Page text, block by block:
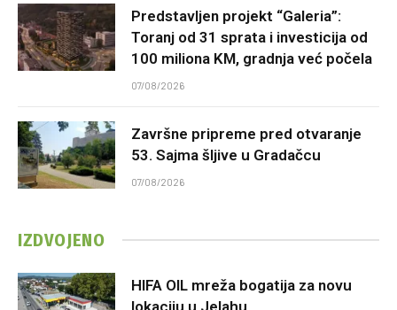
Predstavljen projekt “Galeria”:
Toranj od 31 sprata i investicija od
100 miliona KM, gradnja već počela
07/08/2026
Završne pripreme pred otvaranje
53. Sajma šljive u Gradačcu
07/08/2026
IZDVOJENO
HIFA OIL mreža bogatija za novu
lokaciju u Jelahu